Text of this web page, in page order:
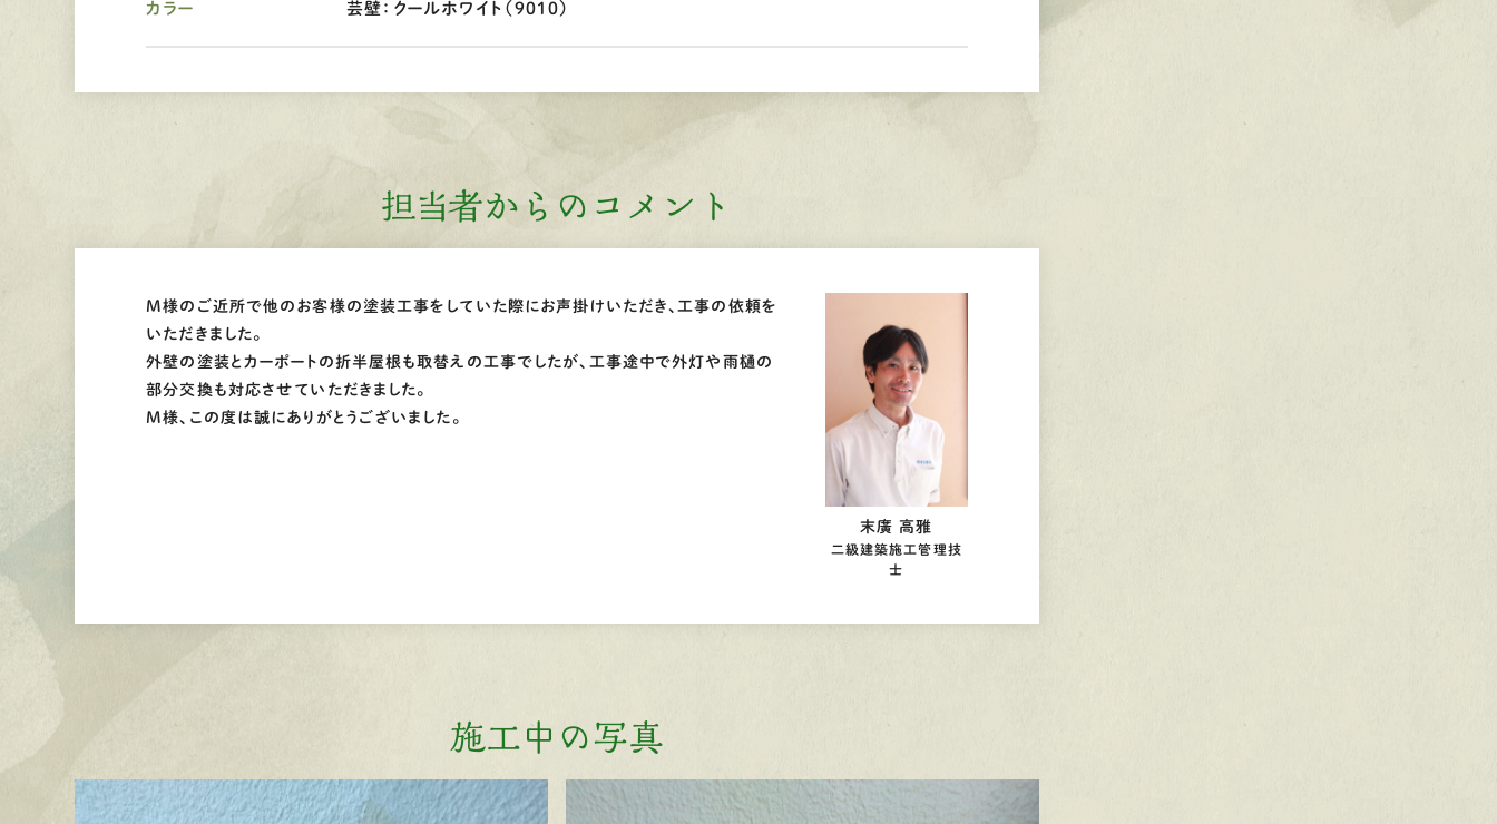
カラー 芸壁：クールホワイト（9010）
担当者からのコメント
M様のご近所で他のお客様の塗装工事をしていた際にお声掛けいただき、工事の依頼を
いただきました。
外壁の塗装とカーポートの折半屋根も取替えの工事でしたが、工事途中で外灯や雨樋の
部分交換も対応させていただきました。
M様、この度は誠にありがとうございました。
末廣 高雅
二級建築施工管理技
士
施工中の写真